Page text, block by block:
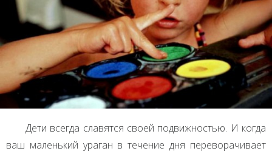
Дети всегда славятся своей подвижностью. И когда
ваш маленький ураган в течение дня переворачивает